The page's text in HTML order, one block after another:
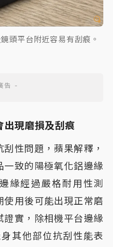
頭平台附近容易有刮痕。
出現磨損及刮痕
性問題，蘋果解釋，
致的陽極氧化鋁邊緣
緣經過嚴格耐用性測
使用後可能出現正常磨
實，除相機平台邊緣
其他部位抗刮性能表